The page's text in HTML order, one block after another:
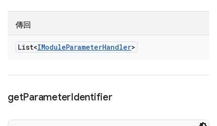
傳回
List<IModuleParameterHandler>
getParameterIdentifier